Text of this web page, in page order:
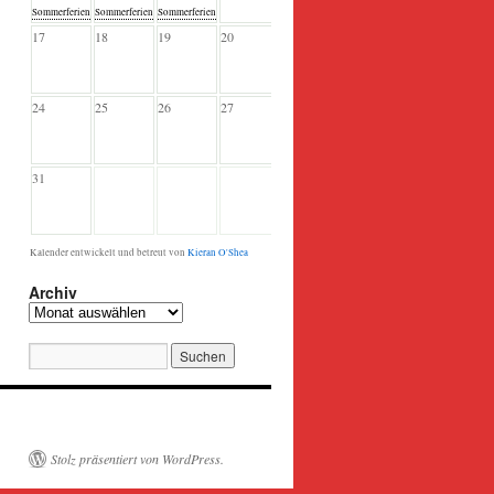
Sommerferien Sommerferien Sommerferien
17 18 19 20
24 25 26 27
31
Kalender entwickelt und betreut von Kieran O'Shea
Archiv
Archiv
Stolz präsentiert von WordPress.